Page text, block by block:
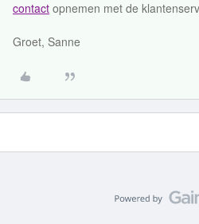
contact opnemen met de
Groet, Sanne